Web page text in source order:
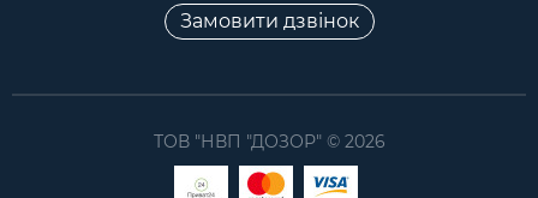
Замовити дзвінок
ТОВ "НВП "ДОЗОР" © 2026